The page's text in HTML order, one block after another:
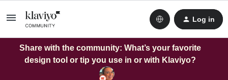
Log in
Share with the community: What’s your favorite
design tool or tip you use in or with Klaviyo?